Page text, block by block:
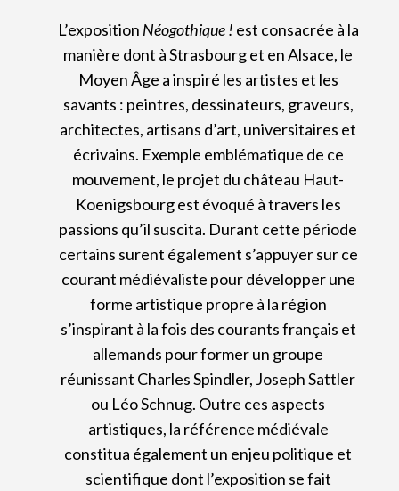
L’exposition Néogothique ! est consacrée à la
manière dont à Strasbourg et en Alsace, le
Moyen Âge a inspiré les artistes et les
savants : peintres, dessinateurs, graveurs,
architectes, artisans d’art, universitaires et
écrivains. Exemple emblématique de ce
mouvement, le projet du château Haut-
Koenigsbourg est évoqué à travers les
passions qu’il suscita. Durant cette période
certains surent également s’appuyer sur ce
courant médiévaliste pour développer une
forme artistique propre à la région
s’inspirant à la fois des courants français et
allemands pour former un groupe
réunissant Charles Spindler, Joseph Sattler
ou Léo Schnug. Outre ces aspects
artistiques, la référence médiévale
constitua également un enjeu politique et
scientifique dont l’exposition se fait